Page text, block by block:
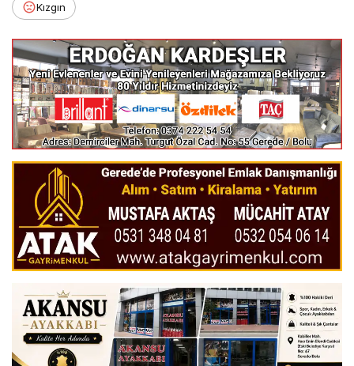
Kızgın